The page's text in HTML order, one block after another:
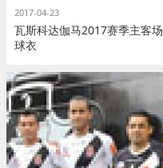
2017-04-23
瓦斯科达伽马2017赛季主客场
球衣